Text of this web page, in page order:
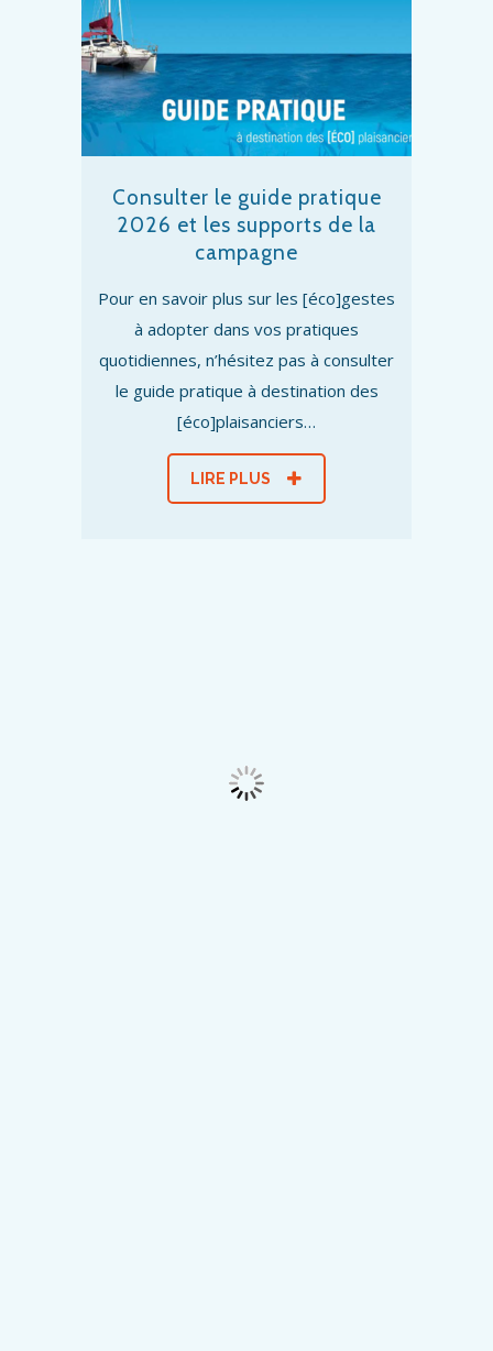
Consulter le guide pratique
2026 et les supports de la
campagne
Pour en savoir plus sur les [éco]gestes
à adopter dans vos pratiques
quotidiennes, n’hésitez pas à consulter
le guide pratique à destination des
[éco]plaisanciers…
LIRE PLUS